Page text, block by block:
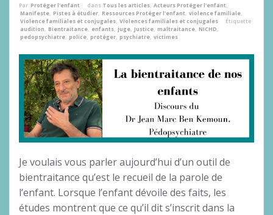
Par Protéger l'enfant dans Tous les articles, Acteurs Protéger l'enfant,
Manifeste, Pistes à étudier, Ressources Protéger l'enfant, violence familiale,
Violence familiales et conjugales, Violences familiales et conjugales
Étiquette
audition, Bientraitance, enfants, juge, Justice, maltraitance, NICHD,
pedopsychiatre, police, protéger, psychiatre, victimes
Je voulais vous parler aujourd’hui d’un outil de
bientraitance qu’est le recueil de la parole de
l’enfant. Lorsque l’enfant dévoile des faits, les
études montrent que ce qu’il dit s’inscrit dans la